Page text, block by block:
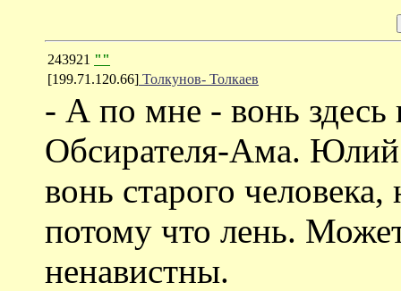
243921 ""
[199.71.120.66] Толкунов- Толкаев
- А по мне - вонь здесь
Обсирателя-Ама. Юлий
вонь старого
потому что лень.
ненавистны.